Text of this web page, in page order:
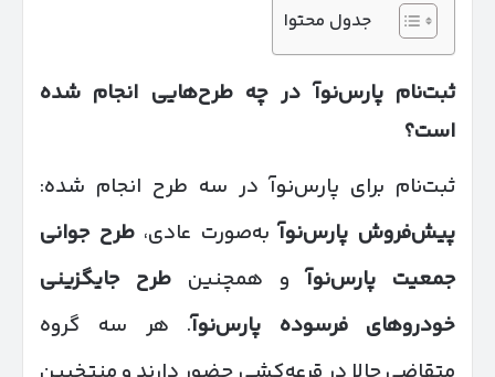
جدول محتوا
ثبت‌نام پارس‌نوآ در چه طرح‌هایی انجام شده
است؟
ثبت‌نام برای پارس‌نوآ در سه طرح انجام شده:
پیش‌فروش پارس‌نوآبه‌صورت عادی،طرح جوانی
جمعیت پارس‌نوآو همچنین طرح جایگزینی
خودروهای فرسوده پارس‌نوآ. هر سه گروه